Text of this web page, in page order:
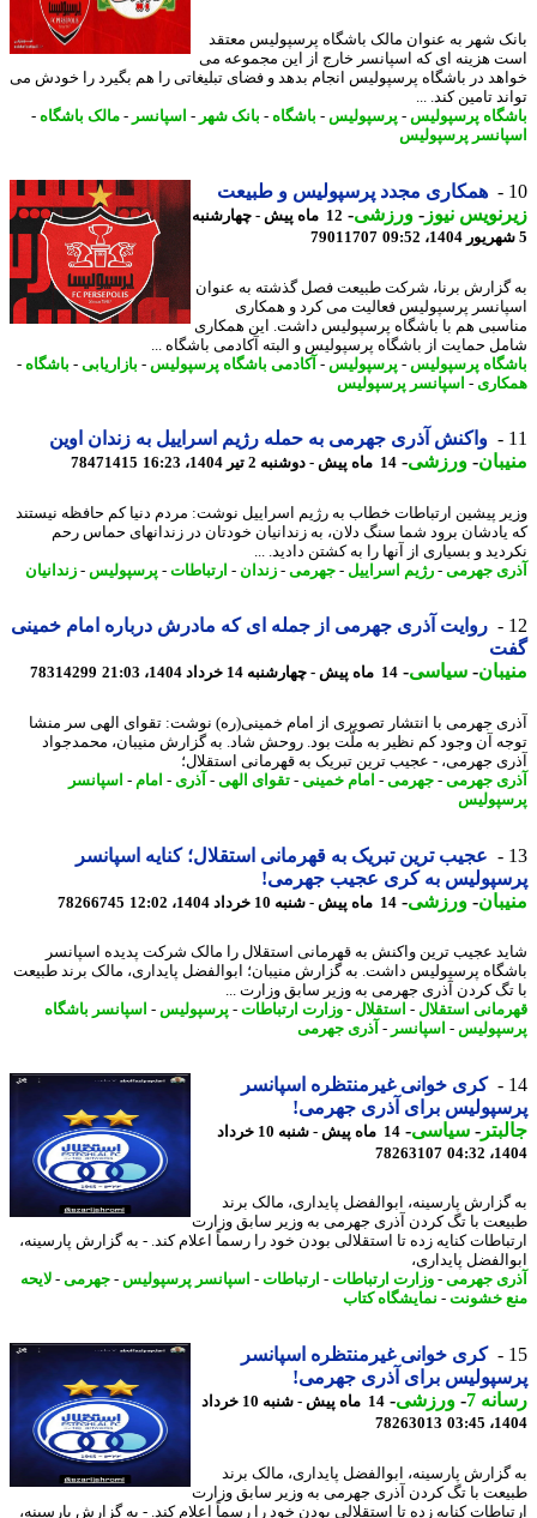
شهر به عنوان مالک باشگاه پرسپولیس معتقد
هزینه ای که اسپانسر خارج از این مجموعه می
در باشگاه پرسپولیس انجام بدهد و فضای تبلیغاتی را هم بگیرد را خودش می
تامین کند. ...
پرسپولیس-پرسپولیس-باشگاه-بانک شهر -اسپانسر-مالک باشگاه-
پرسپولیس
همکاری مجدد پرسپولیس و طبیعت
نیوز-ورزشی-
12 ماه پیش - چهارشنبه
79011707
برنا، شرکت طبیعت فصل گذشته به عنوان
پرسپولیس فعالیت می کرد و همکاری
هم با باشگاه پرسپولیس داشت. این همکاری
حمایت از باشگاه پرسپولیس و البته آکادمی باشگاه ...
پرسپولیس-پرسپولیس-آکادمی باشگاه پرسپولیس-بازاریابی -باشگاه-
- اسپانسر پرسپولیس
واکنش آذری جهرمی به حمله رژیم اسراییل به زندان اوین
-ورزشی-14 ماه پیش - دوشنبه 2 تیر 1404، 16:23 78471415
پیشین ارتباطات خطاب به رژیم اسراییل نوشت: مردم دنیا کم حافظه نیستند
برود شما سنگ دلان، به زندانیان خودتان در زندانهای حماس رحم
و بسیاری از آنها را به کشتن دادید. ...
جهرمی-رژیم اسراییل -جهرمی-زندان - ارتباطات-پرسپولیس-زندانیان
روایت آذری جهرمی از جمله ای که مادرش درباره امام خمینی
-سیاسی-14 ماه پیش - چهارشنبه 14 خرداد 1404، 21:03 78314299
جهرمی با انتشار تصویری از امام خمینی(ره) نوشت: تقوای الهی سر منشا
آن وجود کم نظیر به ملّت بود. روحش شاد. به گزارش منیبان، محمدجواد
جهرمی، - عجیب ترین تبریک به قهرمانی استقلال؛
جهرمی-جهرمی-امام خمینی-تقوای الهی -آذری - امام -اسپانسر
عجیب ترین تبریک به قهرمانی استقلال؛ کنایه اسپانسر
به کری عجیب جهرمی!
-ورزشی-14 ماه پیش - شنبه 10 خرداد 1404، 12:02 78266745
عجیب ترین واکنش به قهرمانی استقلال را مالک شرکت پدیده اسپانسر
پرسپولیس داشت. به گزارش منیبان؛ ابوالفضل پایداری، مالک برند طبیعت
کردن آذری جهرمی به وزیر سابق وزارت ...
استقلال-استقلال-وزارت ارتباطات-پرسپولیس-اسپانسر باشگاه
-اسپانسر-آذری جهرمی
کری خوانی غیرمنتظره اسپانسر
برای آذری جهرمی!
-سیاسی-
14 ماه پیش - شنبه 10 خرداد
78263107
پارسینه، ابوالفضل پایداری، مالک برند
با تگ کردن آذری جهرمی به وزیر سابق وزارت
کنایه زده تا استقلالی بودن خود را رسماً اعلام کند. - به گزارش پارسینه،
پایداری،
جهرمی-وزارت ارتباطات-ارتباطات-اسپانسر پرسپولیس-جهرمی-لایحه
خشونت-نمایشگاه کتاب
کری خوانی غیرمنتظره اسپانسر
برای آذری جهرمی!
7
-ورزشی-
14 ماه پیش - شنبه 10 خرداد
78263013
پارسینه، ابوالفضل پایداری، مالک برند
با تگ کردن آذری جهرمی به وزیر سابق وزارت
کنایه زده تا استقلالی بودن خود را رسماً اعلام کند. - به گزارش پارسینه،